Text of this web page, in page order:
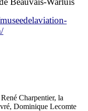
Charpentier, la
Dominique Lecomte